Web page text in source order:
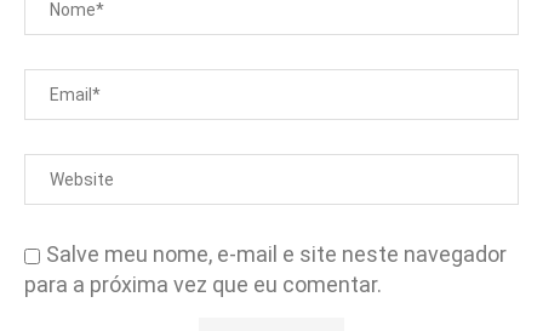
Salve meu nome, e-mail e site neste navegador
para a próxima vez que eu comentar.